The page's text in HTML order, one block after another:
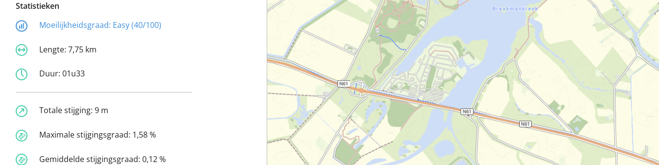
Statistieken
Moeilijkheidsgraad: Easy (40/100)
Lengte: 7,75 km
Duur: 01u33
Totale stijging: 9 m
Maximale stijgingsgraad: 1,58 %
Gemiddelde stijgingsgraad: 0,12 %